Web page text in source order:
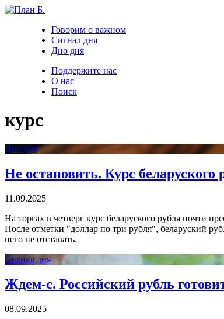
Говорим о важном
Сигнал дня
Дно дня
Поддержите нас
О нас
Поиск
курс
Дно дня
Не остановить. Курс
11.09.2025
На торгах в четверг курс беларуского рубля почти
После отметки "доллар по три рубля", беларуский
него не отставать.
Сигнал дня
Ждем-с. Российский рубль
08.09.2025